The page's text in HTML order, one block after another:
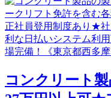
コンクリート